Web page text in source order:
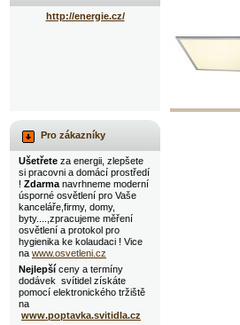
http://energie.cz/
Pro zákazníky
Ušetřete za energii, zlepšete
si pracovni a domácí prostředí
! Zdarma navrhneme moderní
úsporné osvětlení pro Vaše
kanceláře,firmy, domy,
byty....,zpracujeme měření
osvětlení a protokol pro
hygienika ke kolaudaci ! Vice
na www.osvetleni.cz
Nejlepší ceny a termíny
dodávek svítidel získáte
pomocí elektronického tržiště
na
www.poptavka.svitidla.cz